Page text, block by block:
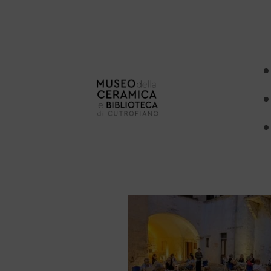
Da non
Ogni mese vi